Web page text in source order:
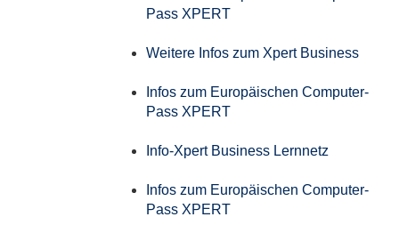
Pass XPERT
Weitere Infos zum Xpert Business
Infos zum Europäischen Computer-
Pass XPERT
Info-Xpert Business Lernnetz
Infos zum Europäischen Computer-
Pass XPERT